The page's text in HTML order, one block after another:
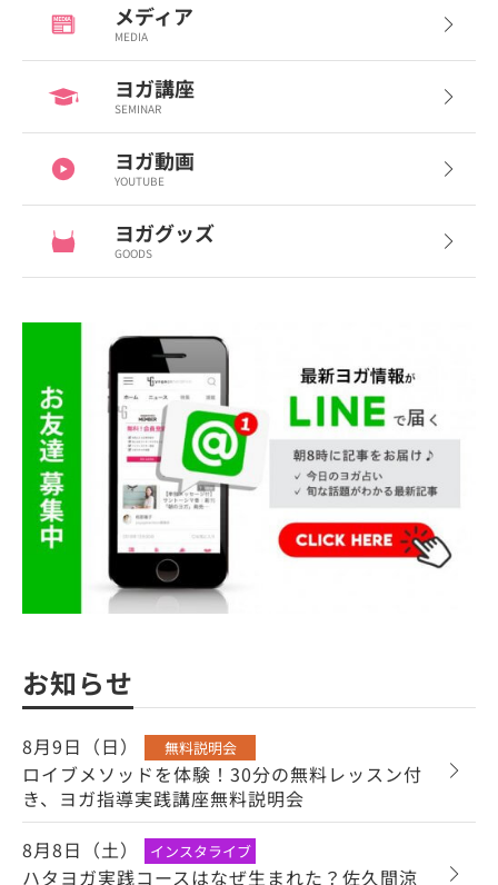
メディア
MEDIA
ヨガ講座
SEMINAR
ヨガ動画
YOUTUBE
ヨガグッズ
GOODS
お知らせ
8月9日（日） 無料説明会
ロイブメソッドを体験！30分の無料レッスン付
き、ヨガ指導実践講座無料説明会
8月8日（土）
インスタライブ
ハタヨガ実践コースはなぜ生まれた？佐久間涼